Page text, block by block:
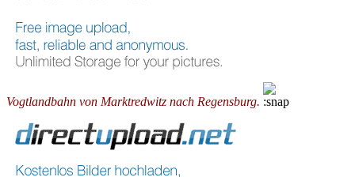
Vogtlandbahn von Marktredwitz nach Regensburg.